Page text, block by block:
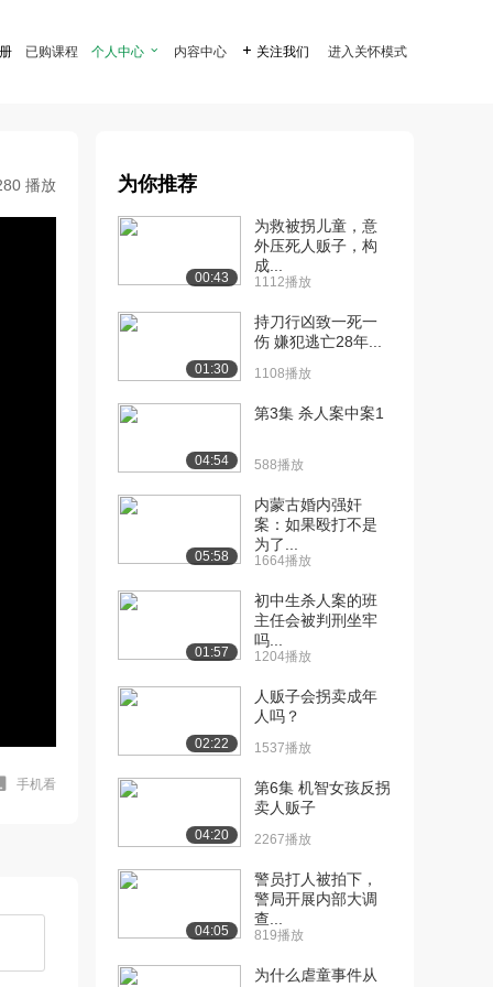
已购课程 个人中心  内容中心  关注我们 进入关怀模式
播放
手机看
为你推荐
00:43
为救被拐儿童，意
外压死人贩子，构
成...
1112播放
01:30
持刀行凶致一死一
伤 嫌犯逃亡28年...
1108播放
04:54
第3集 杀人案中案1
588播放
05:58
内蒙古婚内强奸
案：如果殴打不是
为了...
1664播放
01:57
初中生杀人案的班
主任会被判刑坐牢
吗...
1204播放
02:22
人贩子会拐卖成年
人吗？
1537播放
04:20
第6集 机智女孩反拐
卖人贩子
2267播放
04:05
警员打人被拍下，
警局开展内部大调
查...
819播放
为什么虐童事件从